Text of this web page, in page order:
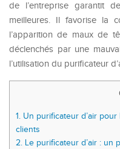
de l’entreprise garantit
meilleures. Il favorise la
l’apparition de maux de
déclenchés par une
l’utilisation du purificateur
1. Un purificateur d’air
clients
2. Le purificateur d’air : un